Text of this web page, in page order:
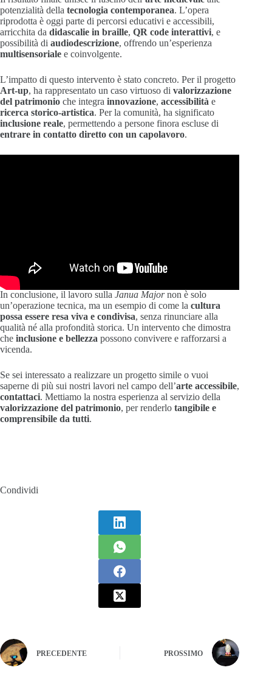
potenzialità della tecnologia contemporanea. L’opera
riprodotta è oggi parte di percorsi educativi e accessibili,
arricchita da didascalie in braille, QR code interattivi, e
possibilità di audiodescrizione, offrendo un’esperienza
multisensoriale e coinvolgente.
L’impatto di questo intervento è stato concreto. Per il progetto
Art-up, ha rappresentato un caso virtuoso di valorizzazione
del patrimonio che integra innovazione, accessibilità e
ricerca storico-artistica. Per la comunità, ha significato
inclusione reale, permettendo a persone finora escluse di
entrare in contatto diretto con un capolavoro.
In conclusione, il lavoro sulla Janua Majornon è solo
un’operazione tecnica, ma un esempio di come la cultura
possa essere resa viva e condivisa, senza rinunciare alla
qualità né alla profondità storica. Un intervento che dimostra
che inclusione e bellezza possono convivere e rafforzarsi a
vicenda.
Se sei interessato a realizzare un progetto simile o vuoi
saperne di più sui nostri lavori nel campo dell’arte accessibile,
contattaci. Mettiamo la nostra esperienza al servizio della
valorizzazione del patrimonio, per renderlo tangibile e
comprensibile da tutti.
Condividi
PRECEDENTE PROSSIMO